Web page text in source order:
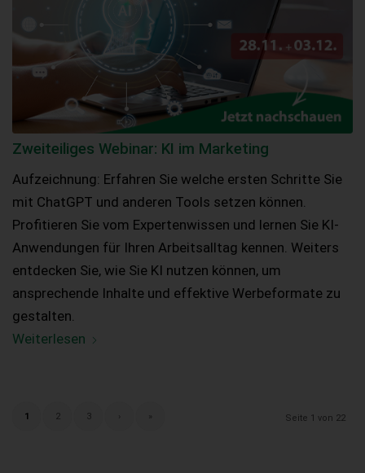
Zweiteiliges Webinar: KI im Marketing
Aufzeichnung: Erfahren Sie welche ersten Schritte Sie
mit ChatGPT und anderen Tools setzen können.
Profitieren Sie vom Expertenwissen und lernen Sie KI-
Anwendungen für Ihren Arbeitsalltag kennen. Weiters
entdecken Sie, wie Sie KI nutzen können, um
ansprechende Inhalte und effektive Werbeformate zu
gestalten.
Weiterlesen
Seite 1 von 22
1 2 3